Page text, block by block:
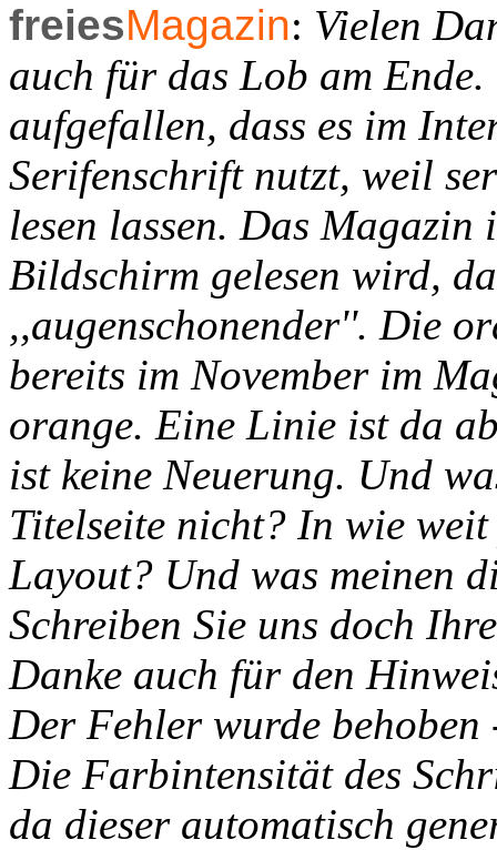
freiesMagazin: Vielen
auch für das Lob am
aufgefallen, dass es im
Serifenschrift nutzt, weil
lesen lassen. Das Magazin
Bildschirm gelesen wird,
,,augenschonender''. Die
bereits im November im
orange. Eine Linie ist da
ist keine Neuerung. Und
Titelseite nicht? In wie
Layout? Und was meinen
Schreiben Sie uns doch
Danke auch für den
Der Fehler wurde
Die Farbintensität des
da dieser automatisch